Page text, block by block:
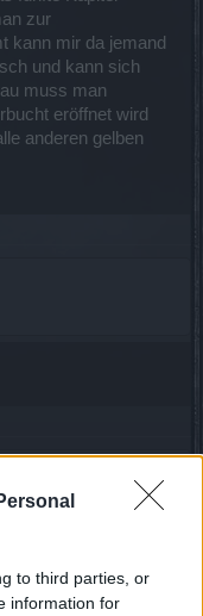
to third parties, or
information for
zur
kann mir da jemand
und kann sich
muss man
eröffnet wird
anderen gelben